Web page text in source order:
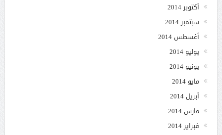
أكتوبر 2014
سبتمبر 2014
أغسطس 2014
يوليو 2014
يونيو 2014
مايو 2014
أبريل 2014
مارس 2014
فبراير 2014